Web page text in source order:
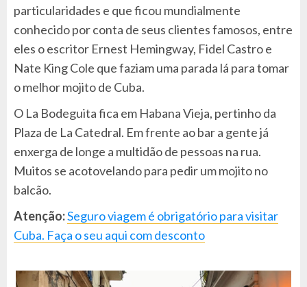
particularidades e que ficou mundialmente
conhecido por conta de seus clientes famosos, entre
eles o escritor Ernest Hemingway, Fidel Castro e
Nate King Cole que faziam uma parada lá para tomar
o melhor mojito de Cuba.
O La Bodeguita fica em Habana Vieja, pertinho da
Plaza de La Catedral. Em frente ao bar a gente já
enxerga de longe a multidão de pessoas na rua.
Muitos se acotovelando para pedir um mojito no
balcão.
Atenção:Seguro viagem é obrigatório para visitar
Cuba. Faça o seu aqui com desconto